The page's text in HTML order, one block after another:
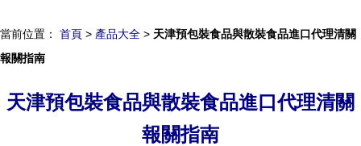
當前位置： 首頁 > 產品大全 > 天津預包裝食品與散裝食品進口代理清關
報關指南
天津預包裝食品與散裝食品進口代理清關
報關指南